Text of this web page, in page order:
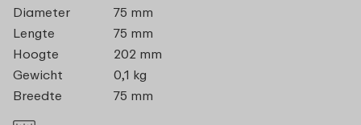
Diameter
75 mm
Lengte
75 mm
Hoogte
202 mm
Gewicht
0,1 kg
Breedte
75 mm